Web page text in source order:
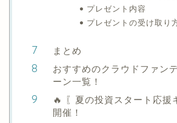
プレゼント内容
プレゼントの受け取り
まとめ
おすすめのクラウドファン
ーン一覧！
🔥 〖夏の投資スタート応援
開催！